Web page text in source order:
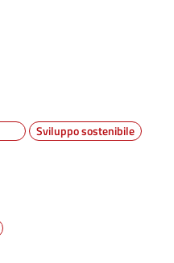
Sviluppo sostenibile